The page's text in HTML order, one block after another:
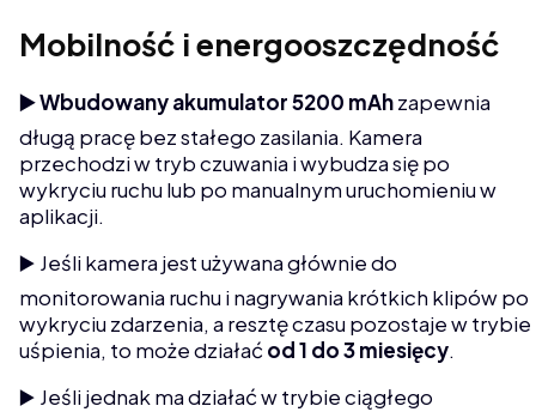
Mobilność i energooszczędność
▶️ Wbudowany akumulator 5200 mAhzapewnia
długą pracę bez stałego zasilania. Kamera
przechodzi w tryb czuwania i wybudza się po
wykryciu ruchu lub po manualnym uruchomieniu w
aplikacji.
▶️ Jeśli kamera jest używana głównie do
monitorowania ruchu i nagrywania krótkich klipów po
wykryciu zdarzenia, a resztę czasu pozostaje w trybie
uśpienia, to może działać od 1 do 3 miesięcy.
▶️ Jeśli jednak ma działać w trybie ciągłego